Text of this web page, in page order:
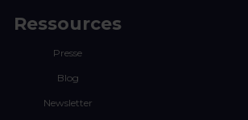
Ressources
Presse
Blog
Newsletter